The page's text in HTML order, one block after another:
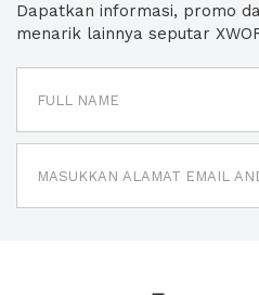
Dapatkan informasi, promo
menarik lainnya seputar